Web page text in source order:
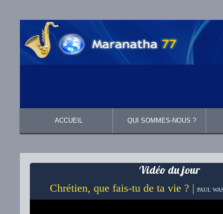
ACCUEIL QUI SOMMES-NOUS ?
Vidéo du jour
Chrétien, que fais-tu de ta vie ? | PAUL